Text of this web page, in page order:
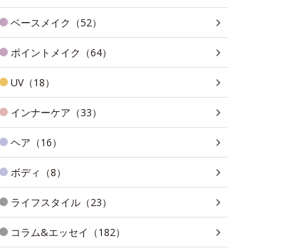
ベースメイク（52）
ポイントメイク（64）
UV（18）
インナーケア（33）
ヘア（16）
ボディ（8）
ライフスタイル（23）
コラム&エッセイ（182）